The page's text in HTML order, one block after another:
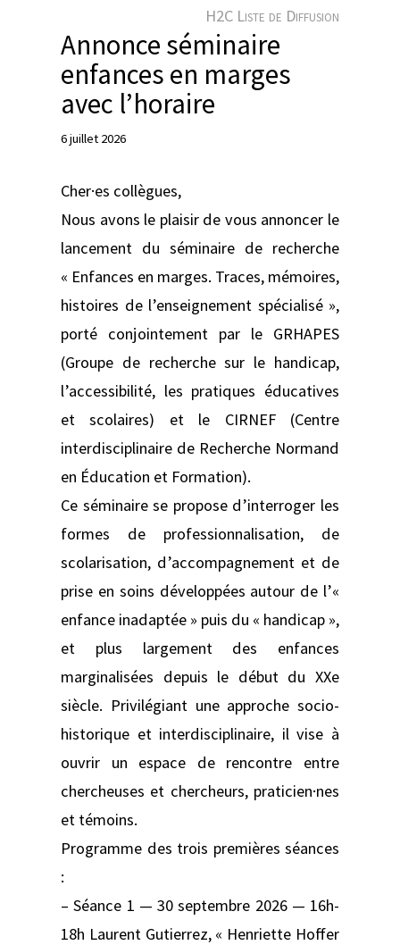
H2C Liste de Diffusion
Annonce séminaire
enfances en marges
avec l’horaire
6 juillet 2026
Cher·es collègues,
Nous avons le plaisir de vous annoncer le
lancement du séminaire de recherche
« Enfances en marges. Traces, mémoires,
histoires de l’enseignement spécialisé »,
porté conjointement par le GRHAPES
(Groupe de recherche sur le handicap,
l’accessibilité, les pratiques éducatives
et scolaires) et le CIRNEF (Centre
interdisciplinaire de Recherche Normand
en Éducation et Formation).
Ce séminaire se propose d’interroger les
formes de professionnalisation, de
scolarisation, d’accompagnement et de
prise en soins développées autour de l’«
enfance inadaptée » puis du « handicap »,
et plus largement des enfances
marginalisées depuis le début du XXe
siècle. Privilégiant une approche socio-
historique et interdisciplinaire, il vise à
ouvrir un espace de rencontre entre
chercheuses et chercheurs, praticien·nes
et témoins.
Programme des trois premières séances
:
– Séance 1 — 30 septembre 2026 — 16h-
18h Laurent Gutierrez, « Henriette Hoffer